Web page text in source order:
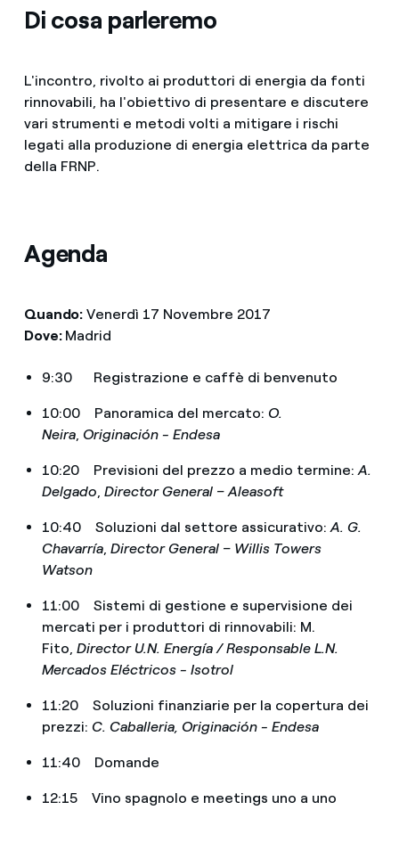
Di cosa parleremo
L'incontro, rivolto ai produttori di energia da fonti
rinnovabili, ha l'obiettivo di presentare e discutere
vari strumenti e metodi volti a mitigare i rischi
legati alla produzione di energia elettrica da parte
della FRNP.
Agenda
Quando: Venerdì 17 Novembre 2017
Dove:Madrid
9:30 Registrazione e caffè di benvenuto
10:00 Panoramica del mercato: O.
Neira, Originación - Endesa
10:20 Previsioni del prezzo a medio termine:A.
Delgado, Director General – Aleasoft
10:40 Soluzioni dal settore assicurativo:A. G.
Chavarría, Director General – Willis Towers
Watson
11:00 Sistemi di gestione e supervisione dei
mercati per i produttori di rinnovabili: M.
Fito, Director U.N. Energía / Responsable L.N.
Mercados Eléctricos - Isotrol
11:20 Soluzioni finanziarie per la copertura dei
prezzi: C. Caballeria, Originación - Endesa
11:40 Domande
12:15 Vino spagnolo e meetings uno a uno